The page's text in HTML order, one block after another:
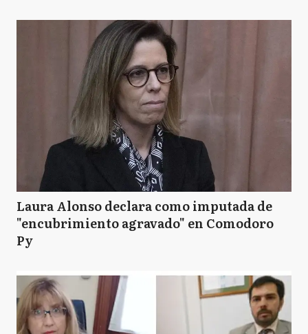
Laura Alonso declara como imputada de
"encubrimiento agravado" en Comodoro
Py